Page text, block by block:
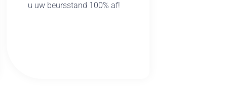
u uw beursstand 100% af!